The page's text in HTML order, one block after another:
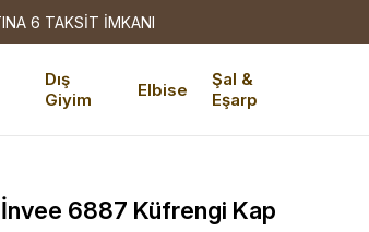
6 TAKSİT İMKANI
Dış
Giyim
Elbise
Şal &
Eşarp
İnvee 6887 Küfrengi Kap